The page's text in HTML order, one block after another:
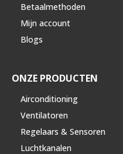
Betaalmethoden
Mijn account
Blogs
ONZE PRODUCTEN
Airconditioning
Ventilatoren
Regelaars & Sensoren
Luchtkanalen